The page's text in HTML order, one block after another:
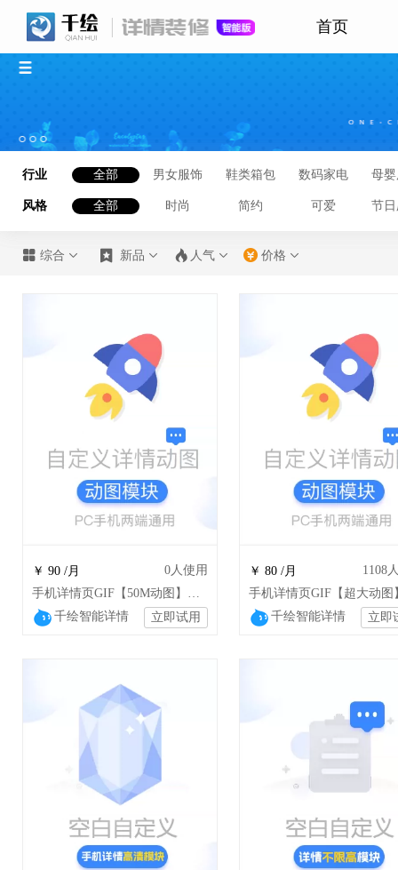
首页
行业 全部 男女服饰 鞋类箱包 数码家电 母
风格 全部 时尚 简约 可爱 节
 综合   新品   人气   价格 
￥ 90 /月 0人使用
手机详情页GIF【50M动图】模块不限高度数量安卓苹果稳定显示
千绘智能详情
立即试用
￥ 80 /月 1108
千绘智能详情 立即